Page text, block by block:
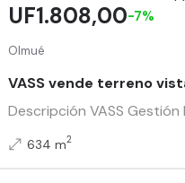
Olmué
VASS vende terreno
Descripción VASS
UF1.808,00-7%
634 m2